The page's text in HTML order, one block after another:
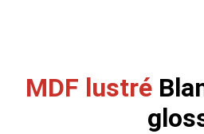
MDF lustré